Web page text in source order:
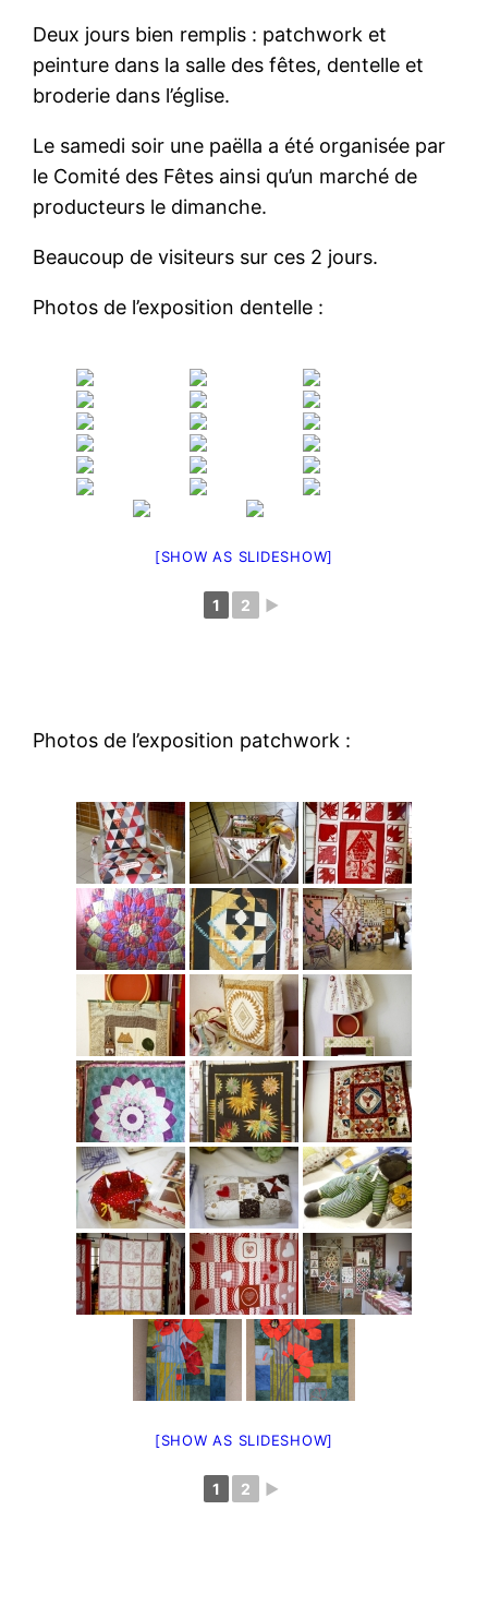
Deux jours bien remplis : patchwork et
peinture dans la salle des fêtes, dentelle et
broderie dans l’église.
Le samedi soir une paëlla a été organisée par
le Comité des Fêtes ainsi qu’un marché de
producteurs le dimanche.
Beaucoup de visiteurs sur ces 2 jours.
Photos de l’exposition dentelle :
[SHOW AS SLIDESHOW]
1 2 ►
Photos de l’exposition patchwork :
[SHOW AS SLIDESHOW]
1 2 ►